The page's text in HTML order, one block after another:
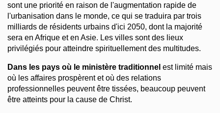
sont une priorité en raison de l'augmentation rapide de
l'urbanisation dans le monde, ce qui se traduira par trois
milliards de résidents urbains d'ici 2050, dont la majorité
sera en Afrique et en Asie. Les villes sont des lieux
privilégiés pour atteindre spirituellement des multitudes.
Dans les pays où le ministère traditionnel est limité mais
où les affaires prospèrent et où des relations
professionnelles peuvent être tissées, beaucoup peuvent
être atteints pour la cause de Christ.